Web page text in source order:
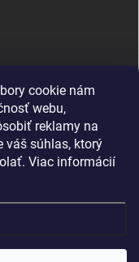
cookie nám
webu,
reklamy na
váš súhlas, ktorý
Viac informácií
vyhradené.Upraviť